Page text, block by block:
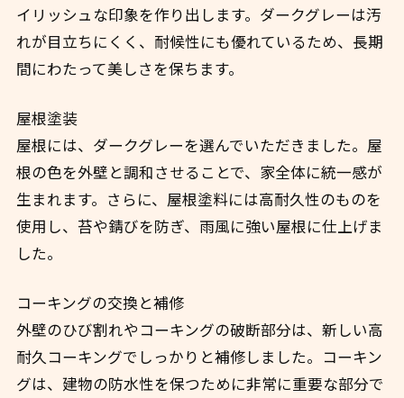
イリッシュな印象を作り出します。ダークグレーは汚
れが目立ちにくく、耐候性にも優れているため、長期
間にわたって美しさを保ちます。
屋根塗装
屋根には、ダークグレーを選んでいただきました。屋
根の色を外壁と調和させることで、家全体に統一感が
生まれます。さらに、屋根塗料には高耐久性のものを
使用し、苔や錆びを防ぎ、雨風に強い屋根に仕上げま
した。
コーキングの交換と補修
外壁のひび割れやコーキングの破断部分は、新しい高
耐久コーキングでしっかりと補修しました。コーキン
グは、建物の防水性を保つために非常に重要な部分で